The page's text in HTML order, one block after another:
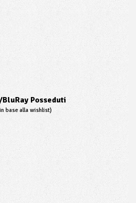
BluRay Posseduti
base alla wishlist)